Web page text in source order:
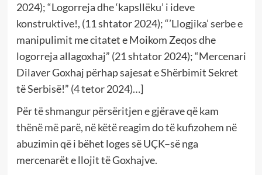
2024); “Logorreja dhe ‘kapsllëku’ i ideve
konstruktive!, (11 shtator 2024); “’Llogjika’ serbe e
manipulimit me citatet e Moikom Zeqos dhe
logorreja allagoxhaj” (21 shtator 2024); “Mercenari
Dilaver Goxhaj përhap sajesat e Shërbimit Sekret
të Serbisë!” (4 tetor 2024)…]
Për të shmangur përsëritjen e gjërave që kam
thënë më parë, në këtë reagim do të kufizohem në
abuzimin që i bëhet loges së UÇK–së nga
mercenarët e llojit të Goxhajve.